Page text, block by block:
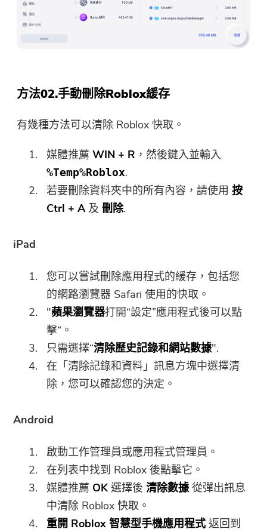
方法02.手動刪除Roblox緩存
有幾種方法可以清除 Roblox 快取。
媒體推薦WIN + R ，然後鍵入並輸入
%Temp%Roblox.
若要刪除資料夾中的所有內容，請使用按
Ctrl + A及刪除.
iPad
您可以嘗試刪除應用程式的緩存，包括您
的網路瀏覽器 Safari 使用的快取。
"蘋果瀏覽器打開“設定”應用程式後可以點
擊“。
只需選擇“清除歷史記錄和網站數據".
在「清除記錄和資料」訊息方塊中選擇清
除，您可以確認您的決定。
Android
啟動工作管理員或應用程式管理員。
在列表中找到 Roblox 後點擊它。
媒體推薦 OK選擇後清除數據從彈出訊息
中清除 Roblox 快取。
重開 Roblox 智慧型手機應用程式返回到